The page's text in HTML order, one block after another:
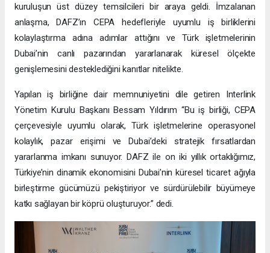
kuruluşun üst düzey temsilcileri bir araya geldi. İmzalanan
anlaşma, DAFZ’ın CEPA hedefleriyle uyumlu iş birliklerini
kolaylaştırma adına adımlar attığını ve Türk işletmelerinin
Dubai’nin canlı pazarından yararlanarak küresel ölçekte
genişlemesini desteklediğini kanıtlar nitelikte.
Yapılan iş birliğine dair memnuniyetini dile getiren Interlink
Yönetim Kurulu Başkanı Bessam Yıldırım “Bu iş birliği, CEPA
çerçevesiyle uyumlu olarak, Türk işletmelerine operasyonel
kolaylık, pazar erişimi ve Dubai’deki stratejik fırsatlardan
yararlanma imkanı sunuyor. DAFZ ile on iki yıllık ortaklığımız,
Türkiye’nin dinamik ekonomisini Dubai’nin küresel ticaret ağıyla
birleştirme gücümüzü pekiştiriyor ve sürdürülebilir büyümeye
katkı sağlayan bir köprü oluşturuyor.” dedi.